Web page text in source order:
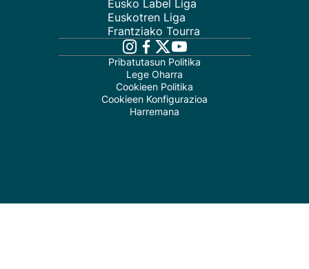
Eusko Label Liga
Euskotren Liga
Frantziako Tourra
Pribatutasun Politika
Lege Oharra
Cookieen Politika
Cookieen Konfigurazioa
Harremana